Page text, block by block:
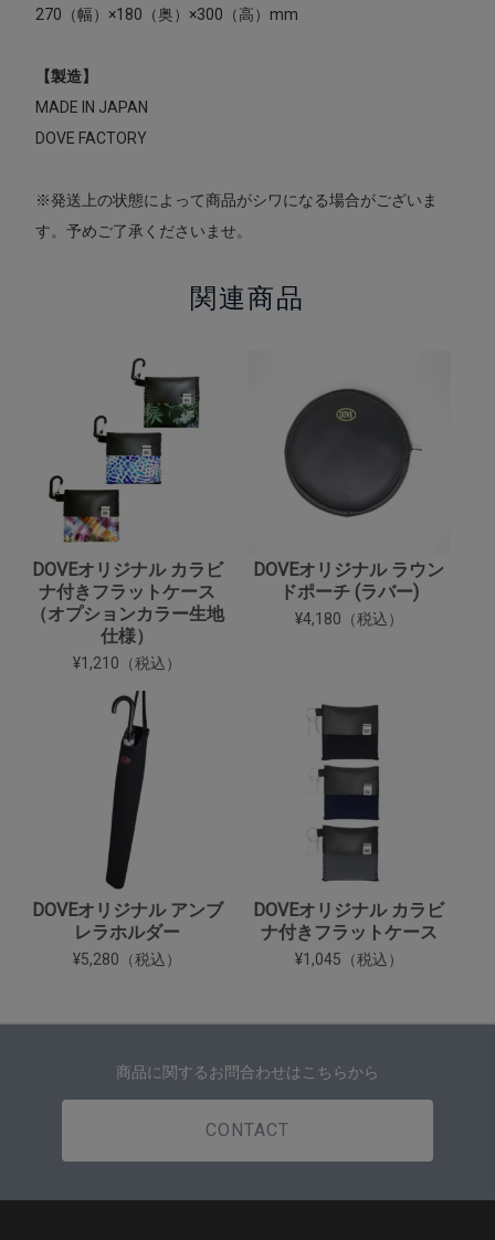
270（幅）×180（奥）×300（高）mm
【製造】
MADE IN JAPAN
DOVE FACTORY
※発送上の状態によって商品がシワになる場合がございま
す。予めご了承くださいませ。
関連商品
DOVEオリジナル カラビ
ナ付きフラットケース
（オプションカラー生地
仕様）
¥1,210（税込）
DOVEオリジナル ラウン
ドポーチ (ラバー)
¥4,180（税込）
DOVEオリジナル アンブ
レラホルダー
¥5,280（税込）
DOVEオリジナル カラビ
ナ付きフラットケース
¥1,045（税込）
商品に関するお問合わせはこちらから
CONTACT